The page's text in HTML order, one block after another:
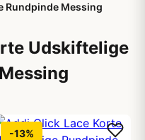
Rundpinde Messing
Udskiftelige
-13%